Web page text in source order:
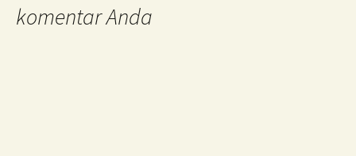
komentar Anda